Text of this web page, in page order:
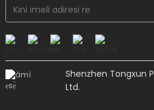
Shenzhen Tongxun
Ltd.